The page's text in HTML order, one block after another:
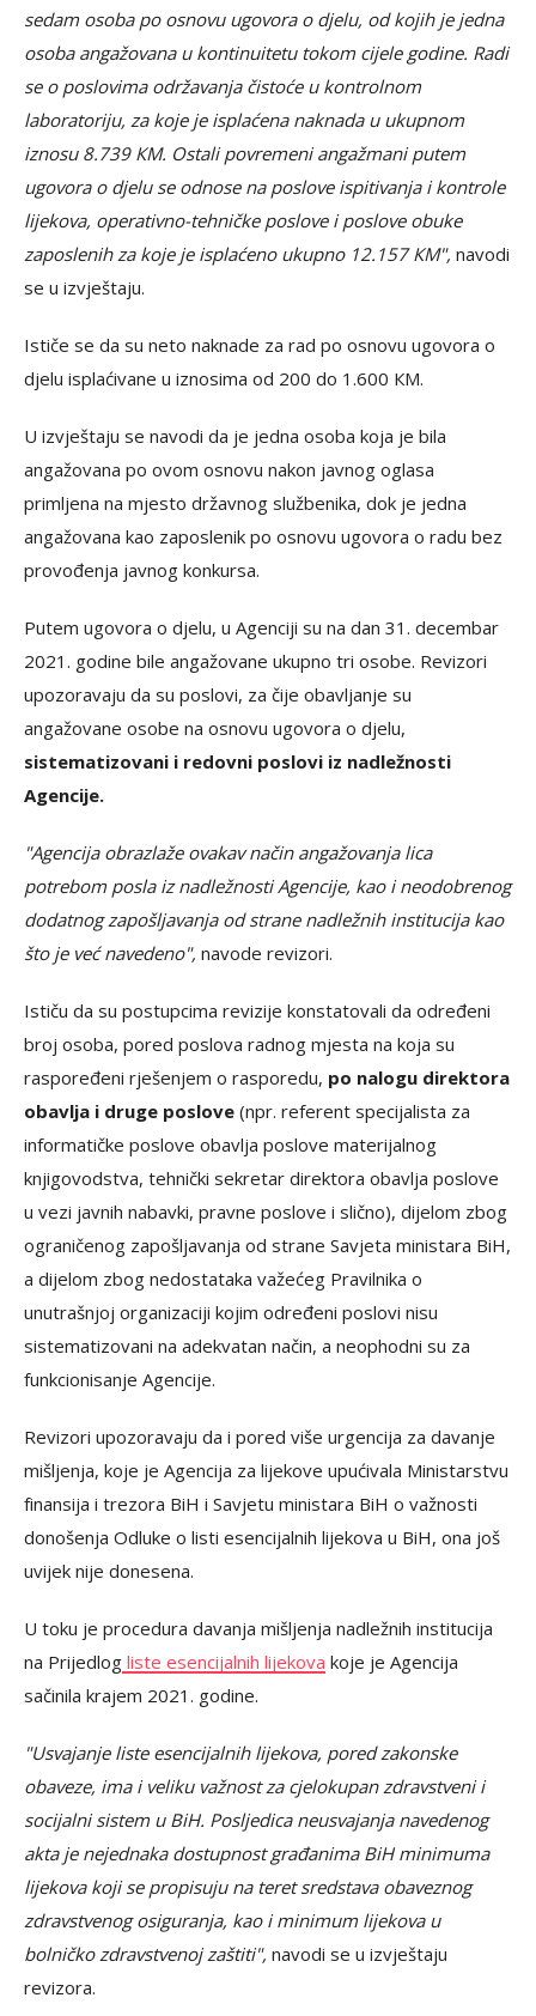
sedam osoba po osnovu ugovora o djelu, od kojih je jedna
osoba angažovana u kontinuitetu tokom cijele godine. Radi
se o poslovima održavanja čistoće u kontrolnom
laboratoriju, za koje je isplaćena naknada u ukupnom
iznosu 8.739 КM. Ostali povremeni angažmani putem
ugovora o djelu se odnose na poslove ispitivanja i kontrole
lijekova, operativno-tehničke poslove i poslove obuke
zaposlenih za koje je isplaćeno ukupno 12.157 КM", navodi
se u izvještaju.
Ističe se da su neto naknade za rad po osnovu ugovora o
djelu isplaćivane u iznosima od 200 do 1.600 КM.
U izvještaju se navodi da je jedna osoba koja je bila
angažovana po ovom osnovu nakon javnog oglasa
primljena na mjesto državnog službenika, dok je jedna
angažovana kao zaposlenik po osnovu ugovora o radu bez
provođenja javnog konkursa.
Putem ugovora o djelu, u Agenciji su na dan 31. decembar
2021. godine bile angažovane ukupno tri osobe. Revizori
upozoravaju da su poslovi, za čije obavljanje su
angažovane osobe na osnovu ugovora o djelu,
sistematizovani i redovni poslovi iz nadležnosti
Agencije.
"Agencija obrazlaže ovakav način angažovanja lica
potrebom posla iz nadležnosti Agencije, kao i neodobrenog
dodatnog zapošljavanja od strane nadležnih institucija kao
što je već navedeno", navode revizori.
Ističu da su postupcima revizije konstatovali da određeni
broj osoba, pored poslova radnog mjesta na koja su
raspoređeni rješenjem o rasporedu, po nalogu direktora
obavlja i druge poslove (npr. referent specijalista za
informatičke poslove obavlja poslove materijalnog
knjigovodstva, tehnički sekretar direktora obavlja poslove
u vezi javnih nabavki, pravne poslove i slično), dijelom zbog
ograničenog zapošljavanja od strane Savjeta ministara BiH,
a dijelom zbog nedostataka važećeg Pravilnika o
unutrašnjoj organizaciji kojim određeni poslovi nisu
sistematizovani na adekvatan način, a neophodni su za
funkcionisanje Agencije.
Revizori upozoravaju da i pored više urgencija za davanje
mišljenja, koje je Agencija za lijekove upućivala Ministarstvu
finansija i trezora BiH i Savjetu ministara BiH o važnosti
donošenja Odluke o listi esencijalnih lijekova u BiH, ona još
uvijek nije donesena.
U toku je procedura davanja mišljenja nadležnih institucija
na Prijedlog liste esencijalnih lijekova koje je Agencija
sačinila krajem 2021. godine.
"Usvajanje liste esencijalnih lijekova, pored zakonske
obaveze, ima i veliku važnost za cjelokupan zdravstveni i
socijalni sistem u BiH. Posljedica neusvajanja navedenog
akta je nejednaka dostupnost građanima BiH minimuma
lijekova koji se propisuju na teret sredstava obaveznog
zdravstvenog osiguranja, kao i minimum lijekova u
bolničko zdravstvenoj zaštiti", navodi se u izvještaju
revizora.